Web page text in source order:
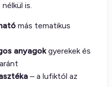
is.
más tematikus
anyagokgyerekek és
– a lufiktól az